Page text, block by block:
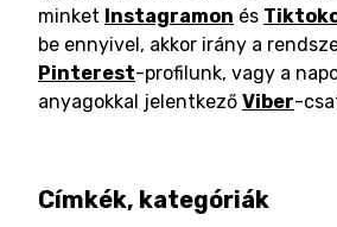
minket Instagramon és
be ennyivel, akkor irány a
Pinterest-profilunk, vagy a
anyagokkal jelentkező Viber-
Címkék, kategóriák